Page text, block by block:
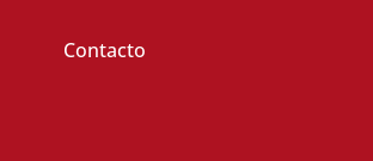
Contacto